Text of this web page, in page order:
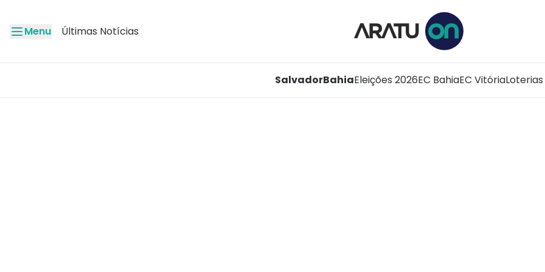
Menu Últimas Notícias
SalvadorBahiaEleições 2026EC BahiaEC VitóriaLoterias